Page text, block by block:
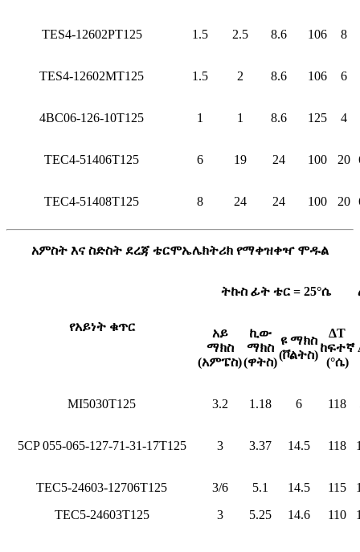
TES4-12602PT125 1.5 2.5 8.6 106 8
TES4-12602MT125 1.5 2 8.6 106 6
4BC06-126-10T125 1 1 8.6 125 4
TEC4-51406T125 6 19 24 100 20
TEC4-51408T125 8 24 24 100 20
አምስት እና ስድስት ደረጃ ቴርሞኤሌክትሪክ የማቀዝቀዣ ሞዱል
የአይነት ቁጥር
ትኩስ ፊት ቴር = 25°ሴ
አይ
ማክስ
(አምፔስ)
ኪው
ማክስ
(ዋትስ)
ዩ ማክስ
(ቮልትስ)
ΔT
ከፍተኛ
(°ሴ)
MI5030T125 3.2 1.18 6 118
5CP 055-065-127-71-31-17T125 3 3.37 14.5 118
TEC5-24603-12706T125
TEC5-24603T125
3/6
3
5.1
5.25
14.5
14.6
115
110